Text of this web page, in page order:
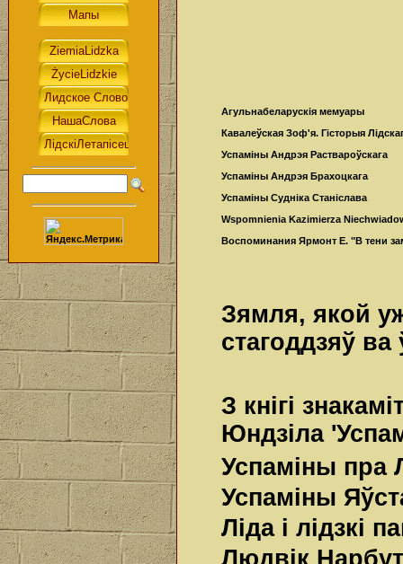
Агульнабеларускія мемуары
Кавалеўская Зоф'я. Гісторыя
Успаміны Андрэя Раствароўскага
Успаміны Андрэя Брахоцкага
Успаміны Судніка Станіслава
Wspomnienia Kazimierza
Воспоминания Ярмонт Е. "В тени
Зямля, якой
стагоддзяў ва
З кнігі
Юндзіла
Успаміны пра
Успаміны
Лiда i лiдзкi
Людвік Нарбут